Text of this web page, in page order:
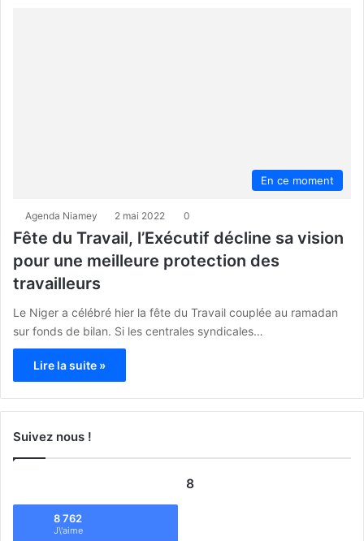
En ce moment
Agenda Niamey 2 mai 2022 0
Fête du Travail, l’Exécutif décline sa vision
pour une meilleure protection des
travailleurs
Le Niger a célébré hier la fête du Travail couplée au ramadan
sur fonds de bilan. Si les centrales syndicales…
Lire la suite »
Suivez nous !
8
8 762
J\'aime